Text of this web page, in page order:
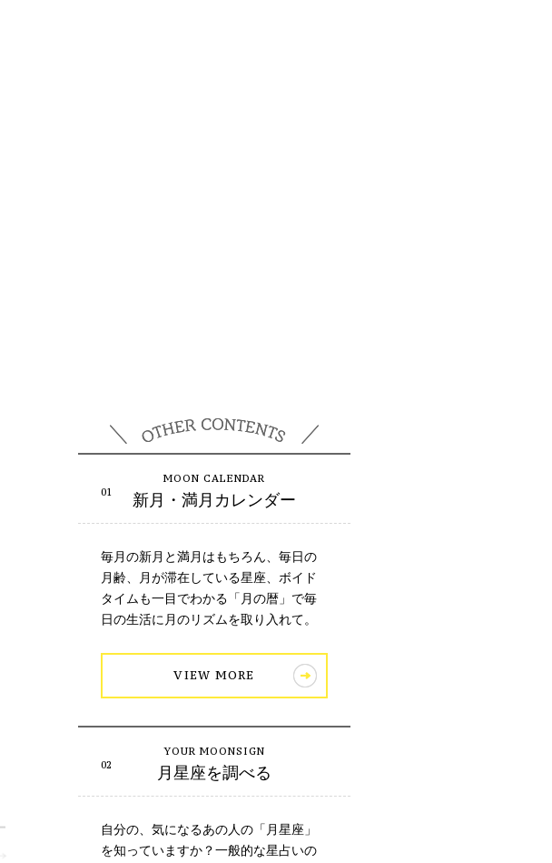
新月・満月カレンダー
毎月の新月と満月はもちろん、毎日の
月齢、月が滞在している星座、ボイド
タイムも一目でわかる「月の暦」で毎
日の生活に月のリズムを取り入れて。
VIEW MORE
月星座を調べる
自分の、気になるあの人の「月星座」
を知っていますか？一般的な星占いの